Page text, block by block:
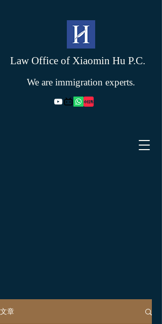
Law Office of Xiaomin Hu P.C.
We are immigration experts.
文章